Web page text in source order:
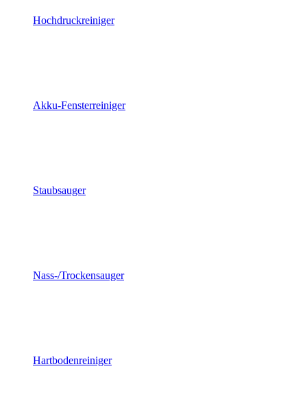
Hochdruckreiniger
Akku-Fensterreiniger
Staubsauger
Nass-/Trockensauger
Hartbodenreiniger